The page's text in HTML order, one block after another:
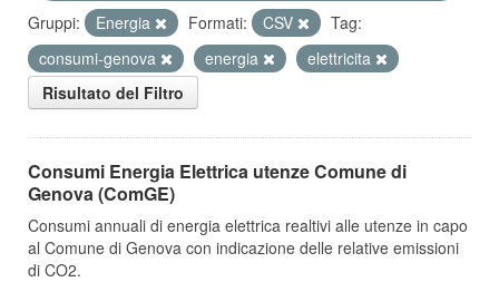
Gruppi:
Energia Formati: CSV
Tag:
consumi-genova
energia
elettricita
Risultato del Filtro
Consumi Energia Elettrica utenze Comune di
Genova (ComGE)
Consumi annuali di energia elettrica realtivi alle utenze in capo
al Comune di Genova con indicazione delle relative emissioni
di CO2.